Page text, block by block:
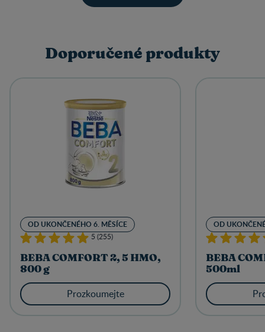
Doporučené produkty
OD UKONČENÉHO 6. MĚSÍCE
5 (255)
BEBA COMFORT 2, 5 HMO,
800 g
Prozkoumejte
OD
BEBA
500ml